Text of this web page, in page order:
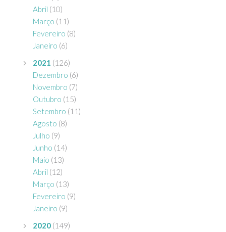
Abril (10)
Março (11)
Fevereiro (8)
Janeiro (6)
2021 (126)
Dezembro (6)
Novembro (7)
Outubro (15)
Setembro (11)
Agosto (8)
Julho (9)
Junho (14)
Maio (13)
Abril (12)
Março (13)
Fevereiro (9)
Janeiro (9)
2020 (149)